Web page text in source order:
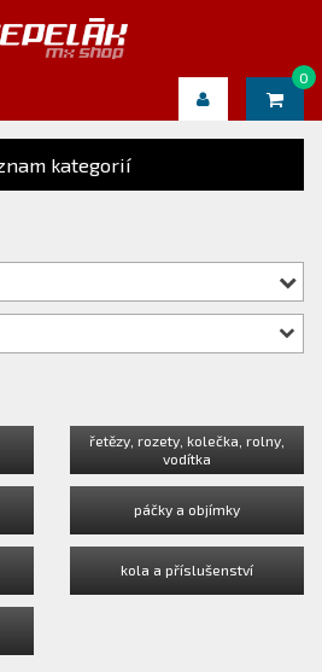
0
kategorií
řetězy, rozety, kolečka, rolny,
vodítka
páčky a objímky
kola a příslušenství